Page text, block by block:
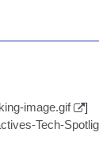
image.gif
]
Tech-